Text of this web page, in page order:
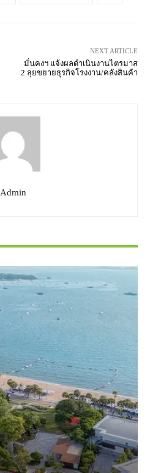
NEXT ARTICLE
มั่นคงฯ แจ้งผลดำเนินงานไตรมาส
2 ลุยขยายธุรกิจโรงงาน/คลังสินค้า
Admin